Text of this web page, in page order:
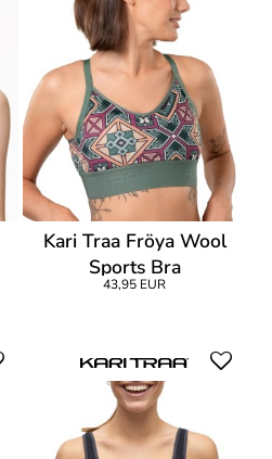
Kari Traa Fröya Wool
Sports Bra
43,95 EUR